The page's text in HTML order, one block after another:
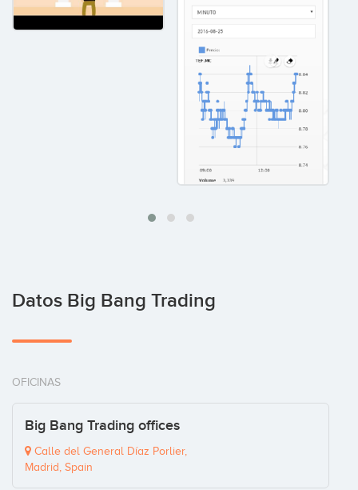
Datos Big Bang Trading
OFICINAS
Big Bang Trading offices
Calle del General Díaz Porlier,
Madrid, Spain